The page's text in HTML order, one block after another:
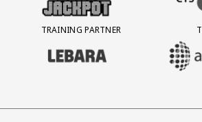
TRAINING PARTNER
BEZOEK ONZE TRAINING PARTNERBEZOEK